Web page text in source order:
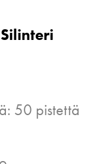
50 pistettä